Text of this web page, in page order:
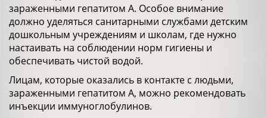
зараженными гепатитом А. Особое внимание
должно уделяться санитарными службами детским
дошкольным учреждениям и школам, где нужно
настаивать на соблюдении норм гигиены и
обеспечивать чистой водой.
Лицам, которые оказались в контакте с людьми,
зараженными гепатитом А, можно рекомендовать
инъекции иммуноглобулинов.